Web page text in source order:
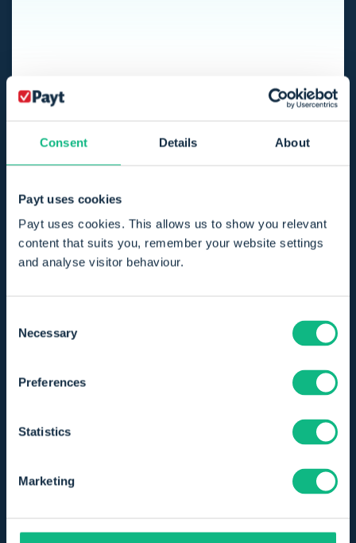
Consent Details About
Payt uses cookies
Payt uses cookies. This allows us to show you relevant
content that suits you, remember your website settings
and analyse visitor behaviour.
Selection
Necessary
Preferences
Statistics
Marketing
SmartCollect
proces zelf verder opvolgen via
Artificial Intelligence (AI)